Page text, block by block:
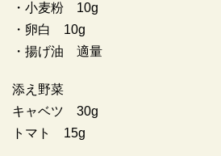
・小麦粉 10g
・卵白 10g
・揚げ油 適量
添え野菜
キャベツ 30g
トマト 15g